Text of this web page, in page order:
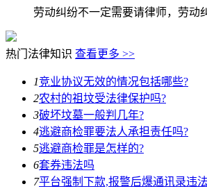
劳动纠纷不一定需要请律师，劳动
热门法律知识 查看更多 >>
1竞业协议无效的情况包括哪些?
2农村的祖坟受法律保护吗?
3破坏坟墓一般判几年?
4逃避商检罪要法人承担责任吗?
5逃避商检罪是怎样的?
6套券违法吗
7平台强制下款,报警后爆通讯录违